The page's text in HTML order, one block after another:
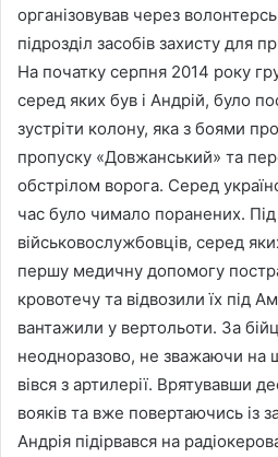
організовував через
підрозділ засобів захисту для
На початку серпня 2014 року
серед яких був і Андрій, було
зустріти колону, яка з боями
пропуску «Довжанський» та
обстрілом ворога. Серед
час було чимало поранених.
військовослужбовців, серед
першу медичну допомогу
кровотечу та відвозили їх під
вантажили у вертольоти. За
неодноразово, не зважаючи на
вівся з артилерії. Врятувавши
вояків та вже повертаючись із
Андрія підірвався на